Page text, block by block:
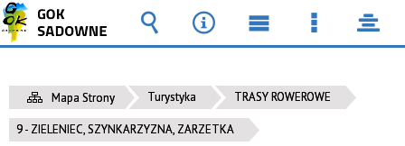
Mapa Strony Turystyka TRASY ROWEROWE
9 - ZIELENIEC, SZYNKARZYZNA, ZARZETKA
Wyszukiwarka
Narzędzia
MenuMenu